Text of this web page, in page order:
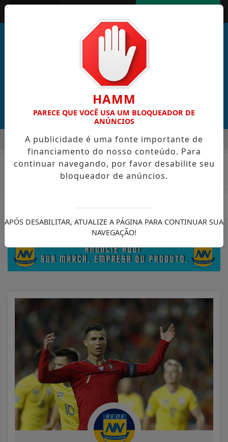
CABRAL DE CABO VERDE VENCE ELEIÇÃO DO GOL MAIS
EM ALTA
MENU
/ COLUNAS ESPORTES
HAMM
PARECE QUE VOCÊ USA UM BLOQUEADOR DE
ANÚNCIOS
A publicidade é uma fonte importante de
financiamento do nosso conteúdo. Para
continuar navegando, por favor desabilite seu
bloqueador de anúncios.
APÓS DESABILITAR, ATUALIZE A PÁGINA PARA CONTINUAR SUA
NAVEGAÇÃO!